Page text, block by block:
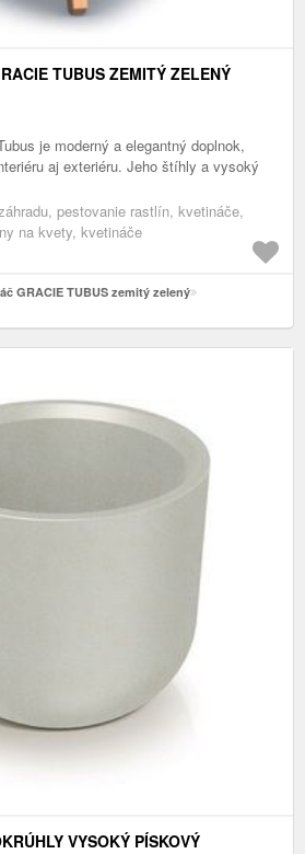
TUBUS ZEMITÝ ZELENÝ
je moderný a elegantný doplnok,
aj exteriéru. Jeho štíhly a vysoký
pestovanie rastlín, kvetináče,
na kvety, kvetináče
GRACIE TUBUS zemitý zelený
VYSOKÝ PÍSKOVÝ